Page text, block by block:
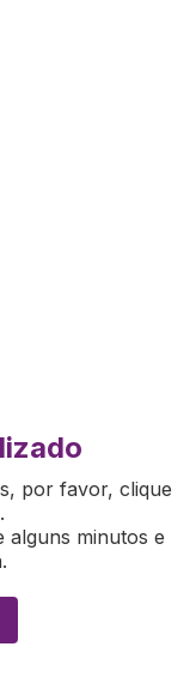
por favor, clique
alguns minutos e